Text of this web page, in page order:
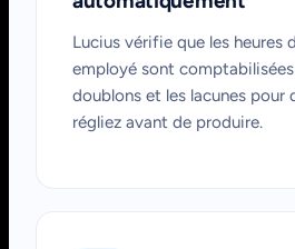
Lucius vérifie que les heures
employé sont
doublons et les lacunes pour
régliez avant de produire.